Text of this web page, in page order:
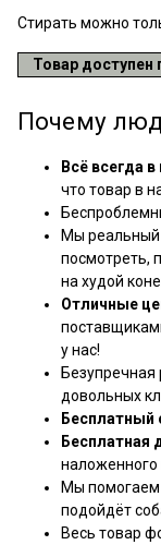
Стирать можно
Товар доступен
Почему
Всё всегда в
что товар в
Мы реальный
посмотреть,
на худой
Отличные
у нас!
Безупречная
довольных
Бесплатная
наложенного
Мы помогаем
подойдёт
Весь товар